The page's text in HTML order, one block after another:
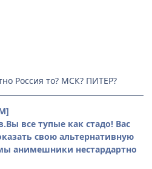
Россия то? МСК? ПИТЕР?
все тупые как стадо! Вас
свою альтернативную
анимешники нестардартно